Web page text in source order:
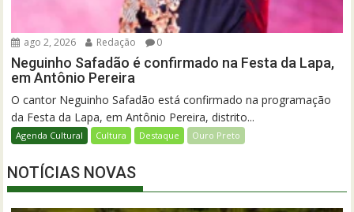
ago 2, 2026 Redação 0
Neguinho Safadão é confirmado na Festa da Lapa,
em Antônio Pereira
O cantor Neguinho Safadão está confirmado na programação
da Festa da Lapa, em Antônio Pereira, distrito...
Agenda Cultural Cultura Destaque Ouro Preto
NOTÍCIAS NOVAS